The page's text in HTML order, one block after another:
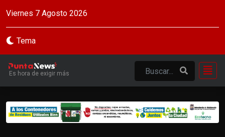
Viernes 7 Agosto 2026
Tema
Es hora de exigir más